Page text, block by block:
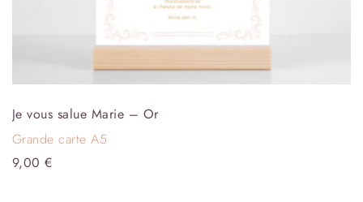
Je vous salue Marie – Or
Grande carte A5
9,00€